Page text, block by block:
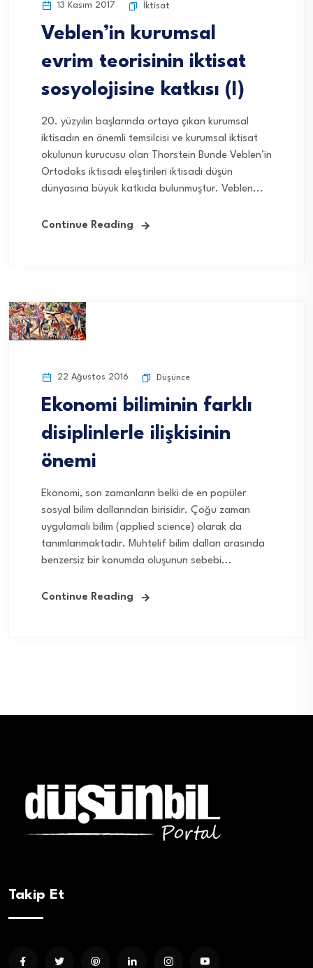
13 Kasım 2017 İktisat
Veblen’in kurumsal
evrim teorisinin iktisat
sosyolojisine katkısı (I)
20. yüzyılın başlarında ortaya çıkan kurumsal
iktisadın en önemli temsilcisi ve kurumsal iktisat
okulunun kurucusu olan Thorstein Bunde Veblen’in
Ortodoks iktisadı eleştirileri iktisadi düşün
dünyasına büyük katkıda bulunmuştur. Veblen...
Continue Reading
22 Ağustos 2016 Düşünce
Ekonomi biliminin farklı
disiplinlerle ilişkisinin
önemi
Ekonomi, son zamanların belki de en popüler
sosyal bilim dallarından birisidir. Çoğu zaman
uygulamalı bilim (applied science) olarak da
tanımlanmaktadır. Muhtelif bilim dalları arasında
benzersiz bir konumda oluşunun sebebi...
Continue Reading
Takip Et